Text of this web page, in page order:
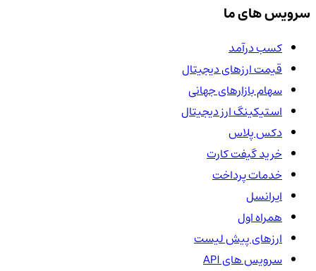
سرویس های ما
کسب درآمد
قیمت ارزهای دیجیتال
سهام بازارهای جهانی
استیکینگ ارز دیجیتال
دکس پلاس
خرید گیفت کارت
خدمات پرداخت
ایرانسل
همراه اول
ارزهای پیش لیست
سرویس های API